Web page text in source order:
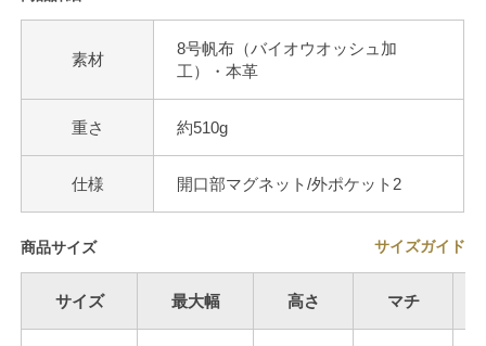
素材
8号帆布（バイオウオッシュ加
工）・本革
重さ 約510g
仕様 開口部マグネット/外ポケット2
商品サイズ サイズガイド
サイズ 最大幅 高さ マチ